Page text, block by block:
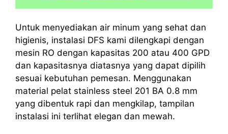
Untuk menyediakan air minum yang sehat dan
higienis, instalasi DFS kami dilengkapi dengan
mesin RO dengan kapasitas 200 atau 400 GPD
dan kapasitasnya diatasnya yang dapat dipilih
sesuai kebutuhan pemesan. Menggunakan
material pelat stainless steel 201 BA 0.8 mm
yang dibentuk rapi dan mengkilap, tampilan
instalasi ini terlihat elegan dan mewah.